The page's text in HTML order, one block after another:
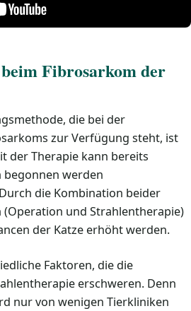
Fibrosarkom der
die bei der
zur Verfügung steht, ist
der Therapie kann bereits
werden
die Kombination beider
und Strahlentherapie)
der Katze erhöht werden.
Faktoren, die die
erschweren. Denn
nur von wenigen Tierkliniken